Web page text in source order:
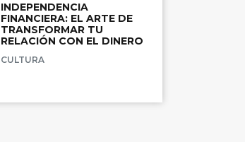
INDEPENDENCIA
FINANCIERA: EL ARTE DE
TRANSFORMAR TU
RELACIÓN CON EL DINERO
CULTURA